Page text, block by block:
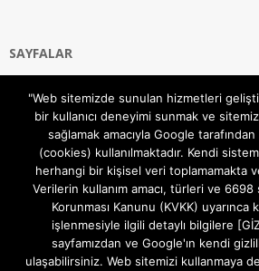
SAYFALAR
Ana Sayfa
Gizlilik ve Çerezler (Cookies) Politikası
Hakkımızda
İletişim Kanalları
MODEM KURULUM
TEKNİK DESTEK
TELEVİZYON SİSTEMLERİ
"Web sitemizde sunulan hizmetleri
bir kullanıcı deneyimi sunmak ve
sağlamak amacıyla Google
(cookies) kullanılmaktadır. Kendi
herhangi bir kişisel veri toplamamakta
Verilerin kullanım amacı, türleri ve 6698
Korunması Kanunu (KVKK)
işlenmesiyle ilgili detaylı bilgilere
sayfamızdan ve Google'ın kendi
ulaşabilirsiniz. Web sitemizi kullanmaya